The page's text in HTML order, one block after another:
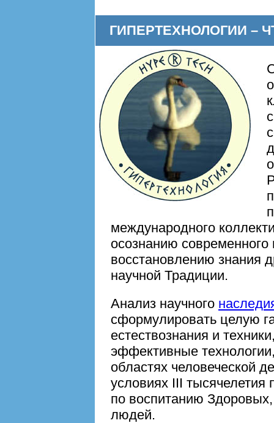
ГИПЕРТЕХНОЛОГИИ –
международного
осознанию современного
восстановлению знания
научной Традиции.
Анализ научного
сформулировать целую
естествознания и
эффективные
областях человеческой
условиях III тысячелетия
по воспитанию
людей.